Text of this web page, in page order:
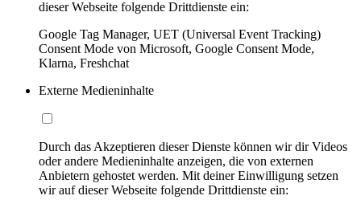
dieser Webseite folgende Drittdienste ein:
Google Tag Manager, UET (Universal Event Tracking)
Consent Mode von Microsoft, Google Consent Mode,
Klarna, Freshchat
Externe Medieninhalte
Durch das Akzeptieren dieser Dienste können wir dir Videos
oder andere Medieninhalte anzeigen, die von externen
Anbietern gehostet werden. Mit deiner Einwilligung setzen
wir auf dieser Webseite folgende Drittdienste ein: